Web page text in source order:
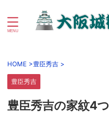
HOME >豊臣秀吉 >
豊臣秀吉
豊臣秀吉の家紋4つ